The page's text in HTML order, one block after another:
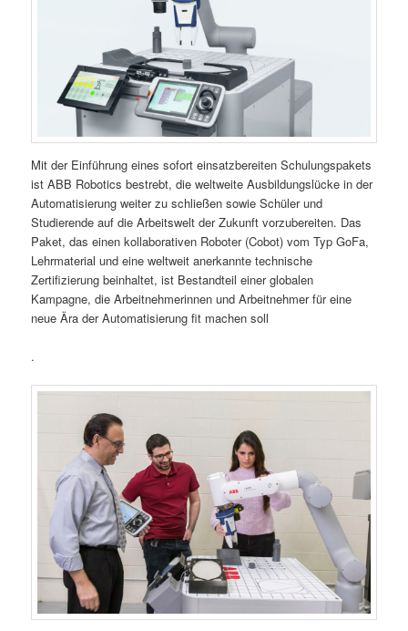
Mit der Einführung eines sofort einsatzbereiten Schulungspakets
ist ABB Robotics bestrebt, die weltweite Ausbildungslücke in der
Automatisierung weiter zu schließen sowie Schüler und
Studierende auf die Arbeitswelt der Zukunft vorzubereiten. Das
Paket, das einen kollaborativen Roboter (Cobot) vom Typ GoFa,
Lehrmaterial und eine weltweit anerkannte technische
Zertifizierung beinhaltet, ist Bestandteil einer globalen
Kampagne, die Arbeitnehmerinnen und Arbeitnehmer für eine
neue Ära der Automatisierung fit machen soll
.